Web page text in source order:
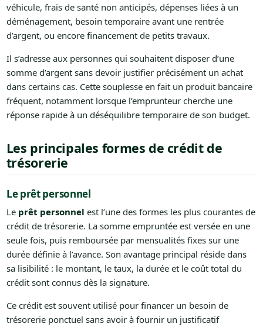
véhicule, frais de santé non anticipés, dépenses liées à un
déménagement, besoin temporaire avant une rentrée
d’argent, ou encore financement de petits travaux.
Il s’adresse aux personnes qui souhaitent disposer d’une
somme d’argent sans devoir justifier précisément un achat
dans certains cas. Cette souplesse en fait un produit bancaire
fréquent, notamment lorsque l’emprunteur cherche une
réponse rapide à un déséquilibre temporaire de son budget.
Les principales formes de crédit de
trésorerie
Le prêt personnel
Le prêt personnel est l’une des formes les plus courantes de
crédit de trésorerie. La somme empruntée est versée en une
seule fois, puis remboursée par mensualités fixes sur une
durée définie à l’avance. Son avantage principal réside dans
sa lisibilité : le montant, le taux, la durée et le coût total du
crédit sont connus dès la signature.
Ce crédit est souvent utilisé pour financer un besoin de
trésorerie ponctuel sans avoir à fournir un justificatif